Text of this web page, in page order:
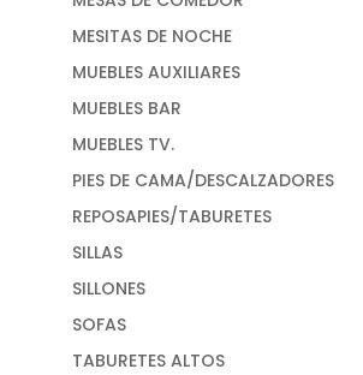
MESITAS DE NOCHE
MUEBLES AUXILIARES
MUEBLES BAR
MUEBLES TV.
PIES DE CAMA/DESCALZADORES
REPOSAPIES/TABURETES
SILLAS
SILLONES
SOFAS
TABURETES ALTOS